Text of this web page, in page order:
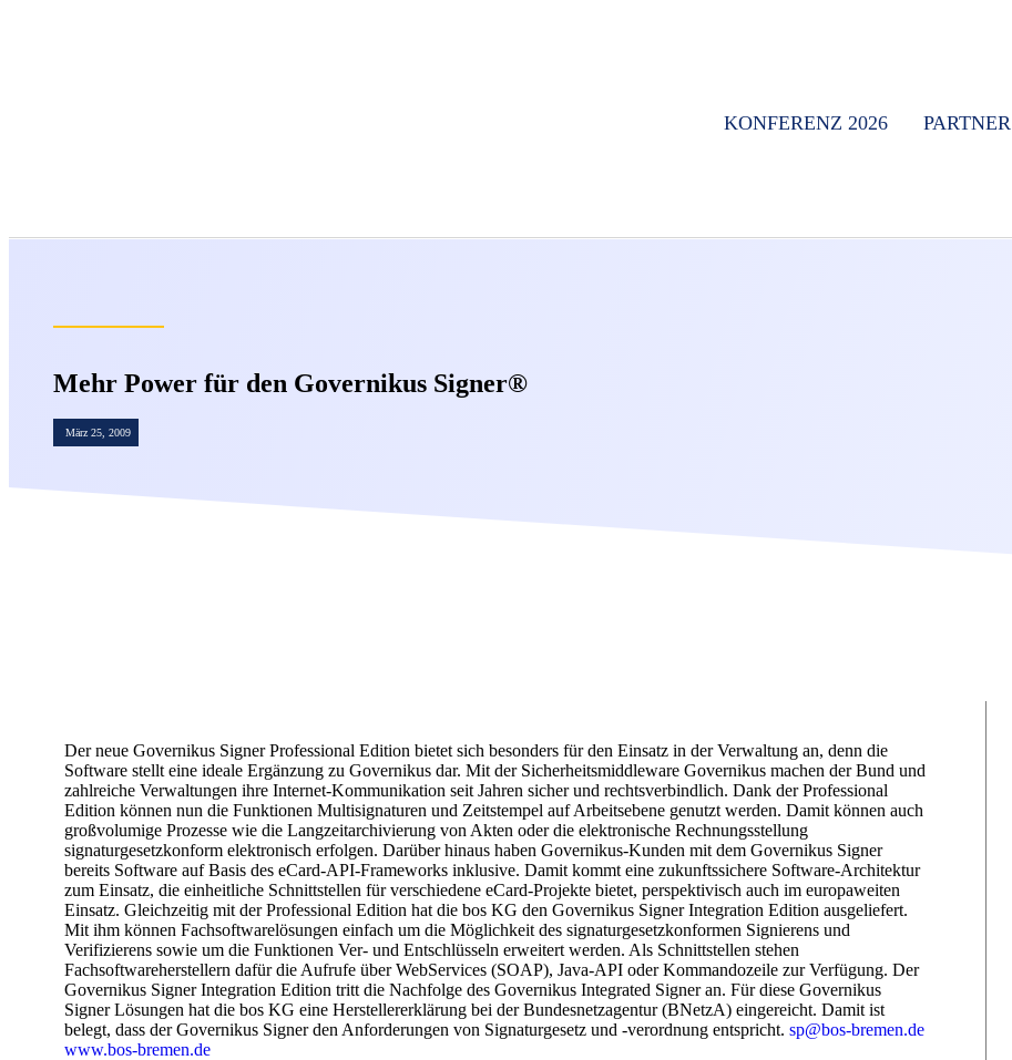
KONFERENZ 2026 PARTNER
Mehr Power für den Governikus Signer®
März 25, 2009
Der neue Governikus Signer Professional Edition bietet sich besonders für den Einsatz in der Verwaltung an, denn die
Software stellt eine ideale Ergänzung zu Governikus dar. Mit der Sicherheitsmiddleware Governikus machen der Bund und
zahlreiche Verwaltungen ihre Internet-Kommunikation seit Jahren sicher und rechtsverbindlich. Dank der Professional
Edition können nun die Funktionen Multisignaturen und Zeitstempel auf Arbeitsebene genutzt werden. Damit können auch
großvolumige Prozesse wie die Langzeitarchivierung von Akten oder die elektronische Rechnungsstellung
signaturgesetzkonform elektronisch erfolgen. Darüber hinaus haben Governikus-Kunden mit dem Governikus Signer
bereits Software auf Basis des eCard-API-Frameworks inklusive. Damit kommt eine zukunftssichere Software-Architektur
zum Einsatz, die einheitliche Schnittstellen für verschiedene eCard-Projekte bietet, perspektivisch auch im europaweiten
Einsatz. Gleichzeitig mit der Professional Edition hat die bos KG den Governikus Signer Integration Edition ausgeliefert.
Mit ihm können Fachsoftwarelösungen einfach um die Möglichkeit des signaturgesetzkonformen Signierens und
Verifizierens sowie um die Funktionen Ver- und Entschlüsseln erweitert werden. Als Schnittstellen stehen
Fachsoftwareherstellern dafür die Aufrufe über WebServices (SOAP), Java-API oder Kommandozeile zur Verfügung. Der
Governikus Signer Integration Edition tritt die Nachfolge des Governikus Integrated Signer an. Für diese Governikus
Signer Lösungen hat die bos KG eine Herstellererklärung bei der Bundesnetzagentur (BNetzA) eingereicht. Damit ist
belegt, dass der Governikus Signer den Anforderungen von Signaturgesetz und -verordnung entspricht. sp@bos-bremen.de
www.bos-bremen.de